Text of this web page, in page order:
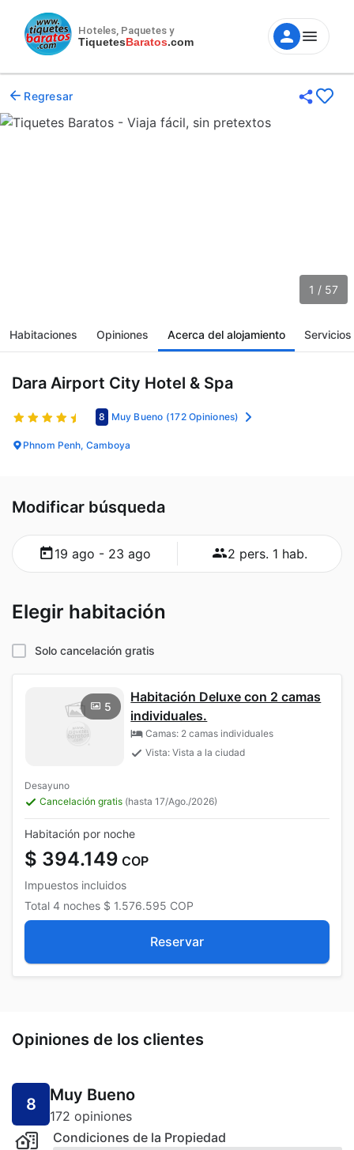
Hoteles, Paquetes y
TiquetesBaratos.com
Regresar
1 / 57
Habitaciones Opiniones Acerca del alojamiento Servicios
Dara Airport City Hotel & Spa
8 Muy Bueno (172 Opiniones)
Phnom Penh, Camboya
Modificar búsqueda
19 ago - 23 ago 2 pers. 1 hab.
Elegir habitación
Solo cancelación gratis
5
Habitación Deluxe con 2 camas
individuales.
Camas: 2 camas individuales
Vista: Vista a la ciudad
Desayuno
Cancelación gratis (hasta 17/Ago./2026)
Habitación por noche
$ 394.149 COP
Impuestos incluidos
Total 4 noches $ 1.576.595 COP
Reservar
Opiniones de los clientes
8 Muy Bueno
172 opiniones
Condiciones de la Propiedad